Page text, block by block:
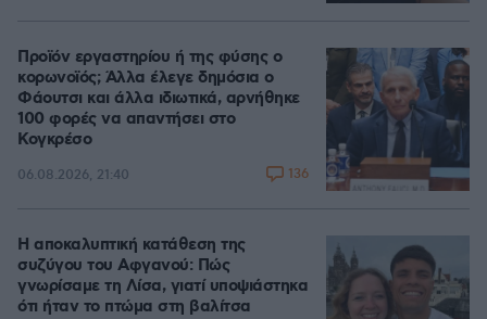
Προϊόν εργαστηρίου ή της φύσης ο
κορωνοϊός; Άλλα έλεγε δημόσια ο
Φάουτσι και άλλα ιδιωτικά, αρνήθηκε
100 φορές να απαντήσει στο
Κογκρέσο
06.08.2026, 21:40 136
Η αποκαλυπτική κατάθεση της
συζύγου του Αφγανού: Πώς
γνωρίσαμε τη Λίσα, γιατί υποψιάστηκα
ότι ήταν το πτώμα στη βαλίτσα